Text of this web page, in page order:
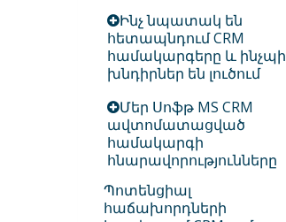
Ինչ նպատակ են
հետապնդում CRM
համակարգերը և
խնդիրներ են լուծում
Մեր Սոֆթ MS CRM
ավտոմատացված
համակարգի
հնարավորությունները
Պոտենցիալ
հաճախորդների